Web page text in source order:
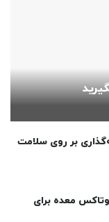
بر روی سلامت
معده برای